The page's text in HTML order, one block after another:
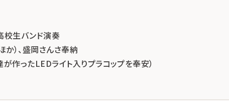
校生バンド演奏
か）、盛岡さんさ奉納
作ったLEDライト入りプラコップを奉安）